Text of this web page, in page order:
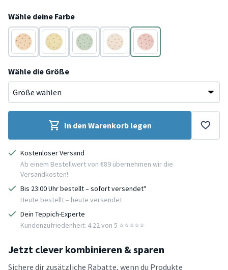
Wähle deine Farbe
TerracottaGelb Grün Taupe
Lila
Wähle die Größe
In den Warenkorb legen
Kostenloser Versand
Ab einem Bestellwert von €89 übernehmen wir die
Versandkosten!
Bis 23:00 Uhr bestellt – sofort versendet*
Heute bestellt – heute versendet
Dein Teppich-Experte
Kundenzufriedenheit: 4.22 von 5 ⭐️⭐️⭐️⭐️⭐️
Jetzt clever kombinieren & sparen
Sichere dir zusätzliche Rabatte, wenn du Produkte